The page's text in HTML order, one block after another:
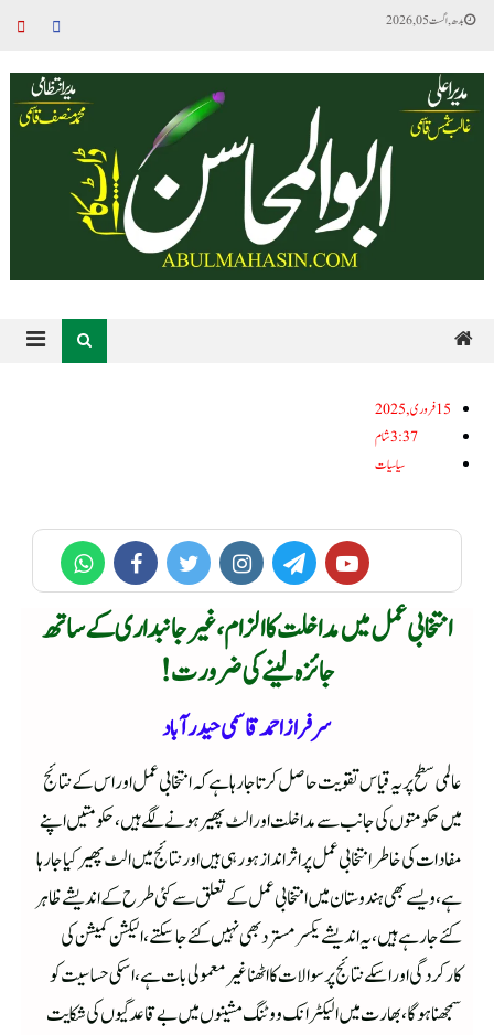
بدھ, اگست 05, 2026
15فروری, 2025
3:37 شام
سیاسیات
انتخابی عمل میں مداخلت کا الزام، غیرجانبداری کے ساتھ
جائزہ لینے کی ضرورت!
سرفرازاحمدقاسمی حیدرآباد
عالمی سطح پر یہ قیاس تقویت حاصل کرتا جا رہا ہے کہ انتخابی عمل اور اس کے نتائج
میں حکومتوں کی جانب سے مداخلت اور الٹ پھیر ہونے لگے ہیں، حکومتیں اپنے
مفادات کی خاطر انتخابی عمل پر اثر انداز ہو رہی ہیں اور نتائج میں الٹ پھیر کیا جارہا
ہے،ویسے بھی ہندوستان میں انتخابی عمل کے تعلق سے کئی طرح کے اندیشے ظاہر
کئے جا رہے ہیں،یہ اندیشے یکسرمسترد بھی نہیں کئے جا سکتے،الیکشن کمیشن کی
کارکردگی اور اسکے نتائج پر سوالات کا اٹھنا غیرمعمولی بات ہے،اسکی حساسیت کو
سمجھنا ہوگا،بھارت میں الیکٹرانک ووٹنگ مشینوں میں بے قاعدگیوں کی شکایت